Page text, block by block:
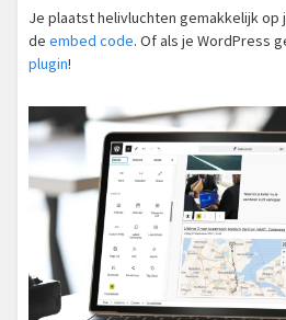
Je plaatst helivluchten gemakkelijk
de embed code. Of als je WordPress
plugin!